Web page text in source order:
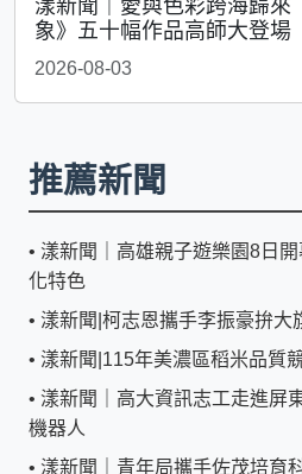
漾新聞｜愛與色彩跨海歸
象》五十幅作品高師大登場
2026-08-03
推薦新聞
• 漾新聞｜高雄親子遊樂園8日
化特色
• 漾新聞|柯志恩攜手李振豪拚大
• 漾新聞|115年美濃區稻米品質
• 漾新聞｜高大資訊志工走進
機器人
• 漾新聞｜青年局攜手佐茂培